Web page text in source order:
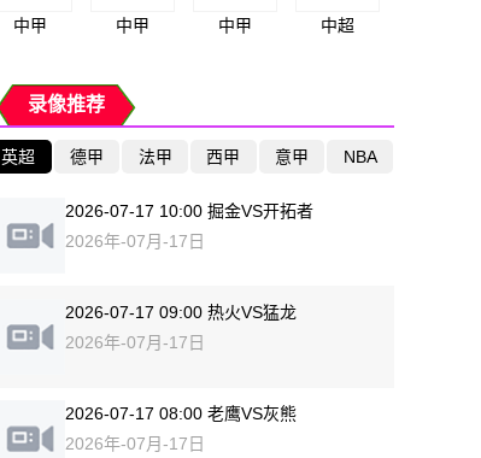
中甲 中甲 中甲 中超
录像推荐
英超 德甲 法甲 西甲 意甲 NBA
2026-07-17 10:00 掘金VS开拓者
2026年-07月-17日
2026-07-17 09:00 热火VS猛龙
2026年-07月-17日
2026-07-17 08:00 老鹰VS灰熊
2026年-07月-17日